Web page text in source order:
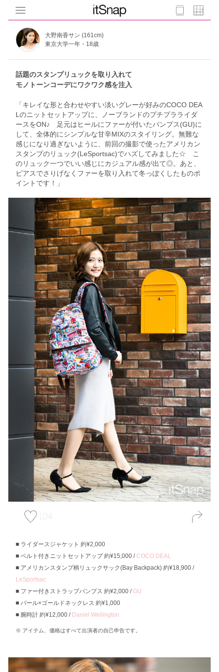
大野南香サン (161cm)
東京大学一年・18歳
話題のスタンプリュックを取り入れて
モノトーンコーデにワクワク感を注入
「キレイな形と合わせやすい淡いグレーが好みのCOCO DEA
Lのニットセットアップに、ノーブランドのプチプラライダ
ースをON♪ 足元はヒールにファーが付いたパンプス(GU)に
して、全体的にシンプルな甘辛MIXのスタイリング。無難な
感じになり過ぎないように、前回の撮影で使ったアメリカン
スタンプのリュック(LeSportsac)でハズしてみました☆ こ
のリュック一つでいい感じにカジュアル感が出て◎。あと、
ピアスでさりげなくファーを取り入れて冬っぽくしたものポ
イントです！」
104
ライダースジャケット 約¥2,000
ベルト付きニットセットアップ 約¥15,000 /COCO DEAL
アメリカンスタンプ柄リュックサック(Bay Backpack) 約¥18,900 /
LeSportsac
ファー付きストラップパンプス 約¥2,000 /GU
パール×ゴールドネックレス 約¥1,000
腕時計 約¥12,000 / Daniel Wellington
アイテム、価格はすべて出演者の自己申告です。